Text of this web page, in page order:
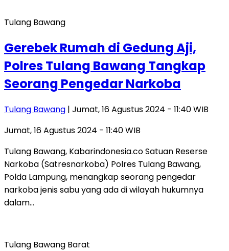
Tulang Bawang
Gerebek Rumah di Gedung Aji,
Polres Tulang Bawang Tangkap
Seorang Pengedar Narkoba
Tulang Bawang | Jumat, 16 Agustus 2024 - 11:40 WIB
Jumat, 16 Agustus 2024 - 11:40 WIB
Tulang Bawang, Kabarindonesia.co Satuan Reserse
Narkoba (Satresnarkoba) Polres Tulang Bawang,
Polda Lampung, menangkap seorang pengedar
narkoba jenis sabu yang ada di wilayah hukumnya
dalam…
Tulang Bawang Barat